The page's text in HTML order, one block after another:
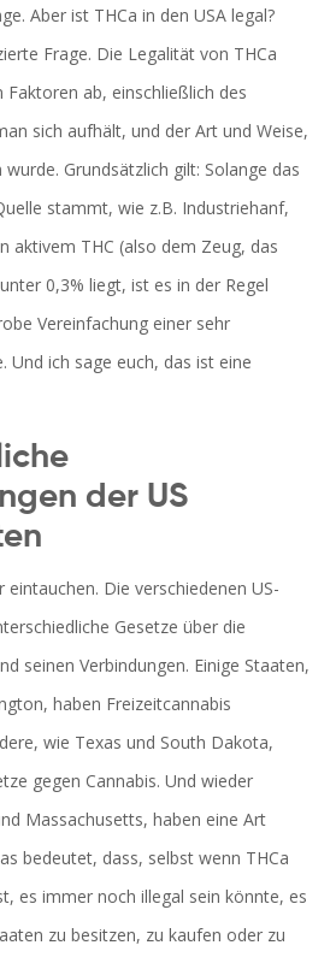
Aber ist THCa in den USA legal?
Frage. Die Legalität von THCa
ab, einschließlich des
sich aufhält, und der Art und Weise,
Grundsätzlich gilt: Solange das
stammt, wie z.B. Industriehanf,
aktivem THC (also dem Zeug, das
0,3% liegt, ist es in der Regel
Vereinfachung einer sehr
Und ich sage euch, das ist eine
der US
eintauchen. Die verschiedenen US-
Gesetze über die
seinen Verbindungen. Einige Staaten,
haben Freizeitcannabis
wie Texas und South Dakota,
gegen Cannabis. Und wieder
Massachusetts, haben eine Art
bedeutet, dass, selbst wenn THCa
es immer noch illegal sein könnte, es
zu besitzen, zu kaufen oder zu